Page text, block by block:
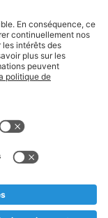
légales
jusqu'à
serions
et TVA incl.
a été adoptée